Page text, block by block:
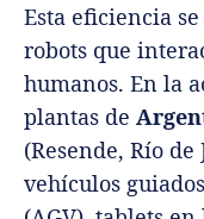
Esta eficiencia
robots que
humanos. En la
plantas de
(Resende, Río
vehículos